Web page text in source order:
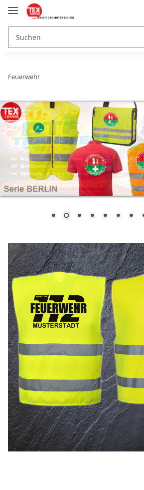
Feuerwehr